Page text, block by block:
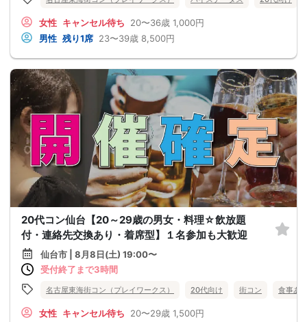
女性 キャンセル待ち 20〜36歳 1,000円
男性 残り1席 23〜39歳 8,500円
20代コン仙台【20～29歳の男女・料理☆飲放題
付・連絡先交換あり・着席型】１名参加も大歓迎
仙台市 | 8月8日(土) 19:00〜
受付終了まで3時間
名古屋東海街コン（プレイワークス） 20代向け 街コン 食事あ
女性 キャンセル待ち 20〜29歳 1,500円